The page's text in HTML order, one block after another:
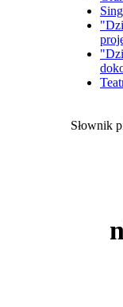
Słownik